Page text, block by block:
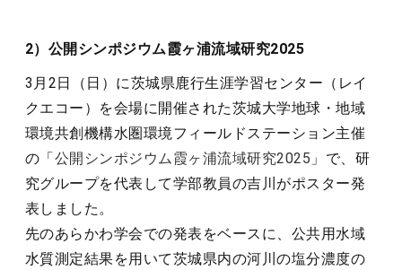
2）公開シンポジウム霞ヶ浦流域研究2025
3月2日（日）に茨城県鹿行生涯学習センター（レイ
クエコー）を会場に開催された茨城大学地球・地域
環境共創機構水圏環境フィールドステーション主催
の「公開シンポジウム霞ヶ浦流域研究2025 」で、研
究グループを代表して学部教員の吉川がポスター発
表しました。
先のあらかわ学会での発表をベースに、公共用水域
水質測定結果を用いて茨城県内の河川の塩分濃度の